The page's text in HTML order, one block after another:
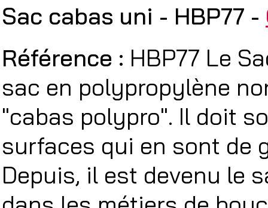
Sac cabas uni - HBP77 -
Référence : HBP77 Le
sac en polypropylène
"cabas polypro". Il doit
surfaces qui en sont de
Depuis, il est devenu le